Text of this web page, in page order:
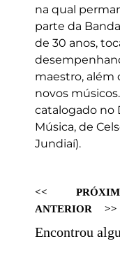
na qual
parte da
de 30 anos,
maestro, além
novos
catalogado no
Música, de
Jundiaí).
<<
ANTERIOR
>>
Encontrou